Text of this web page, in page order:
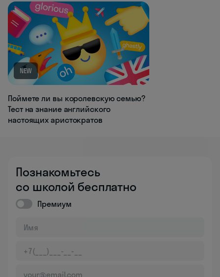
NEW
Поймете ли вы королевскую семью?
Тест на знание английского
настоящих аристократов
Познакомьтесь
со школой бесплатно
Премиум